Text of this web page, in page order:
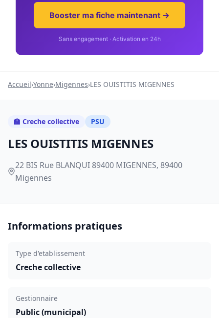
Booster ma fiche maintenant →
Sans engagement · Activation en 24h
Accueil›Yonne›Migennes›LES OUISTITIS MIGENNES
🏫 Creche collective PSU
LES OUISTITIS MIGENNES
22 BIS Rue BLANQUI 89400 MIGENNES, 89400
Migennes
Informations pratiques
Type d'etablissement
Creche collective
Gestionnaire
Public (municipal)